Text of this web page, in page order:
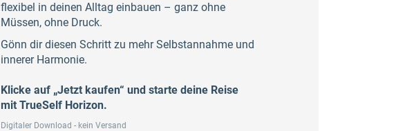
flexibel in deinen Alltag einbauen – ganz ohne
Müssen, ohne Druck.
Gönn dir diesen Schritt zu mehr Selbstannahme und
innerer Harmonie.
Klicke auf „Jetzt kaufen“ und starte deine Reise
mit TrueSelf Horizon.
Digitaler Download - kein Versand